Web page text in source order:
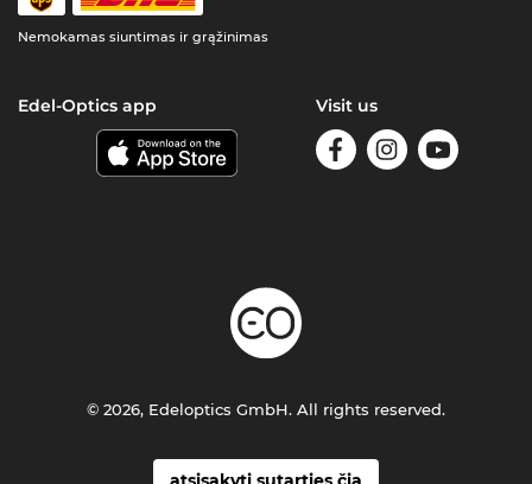
Nemokamas siuntimas ir grąžinimas
Edel-Optics app Visit us
© 2026, Edeloptics GmbH. All rights reserved.